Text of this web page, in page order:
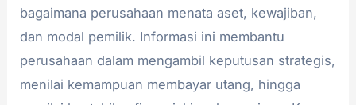
bagaimana perusahaan menata aset, kewajiban,
dan modal pemilik. Informasi ini membantu
perusahaan dalam mengambil keputusan strategis,
menilai kemampuan membayar utang, hingga